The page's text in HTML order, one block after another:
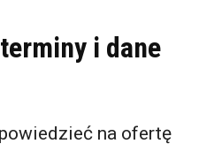
i dane
na ofertę